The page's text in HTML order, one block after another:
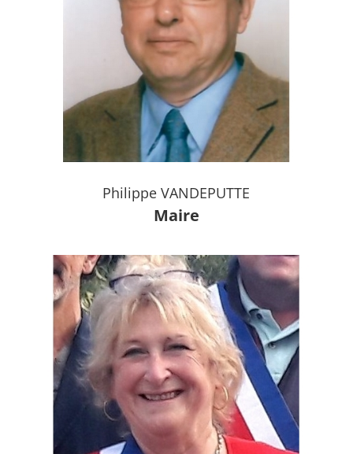
Philippe VANDEPUTTE
Maire